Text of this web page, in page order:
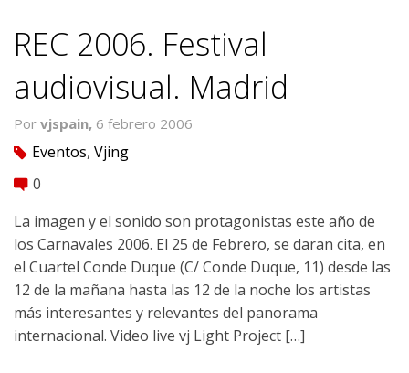
REC 2006. Festival
audiovisual. Madrid
Por vjspain, 6 febrero 2006
tag Eventos, Vjing
comment 0
La imagen y el sonido son protagonistas este año de
los Carnavales 2006. El 25 de Febrero, se daran cita, en
el Cuartel Conde Duque (C/ Conde Duque, 11) desde las
12 de la mañana hasta las 12 de la noche los artistas
más interesantes y relevantes del panorama
internacional. Video live vj Light Project […]